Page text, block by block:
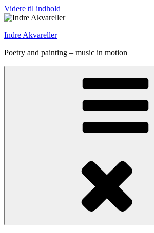
Videre til indhold
Indre Akvareller
Poetry and painting – music in motion